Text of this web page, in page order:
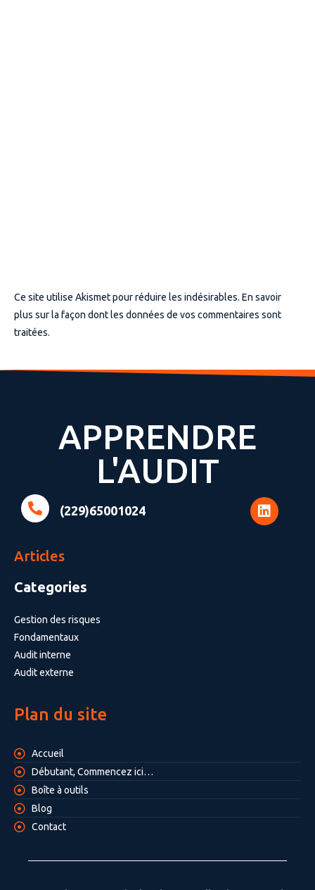
Ce site utilise Akismet pour réduire les indésirables. En savoir
plus sur la façon dont les données de vos commentaires sont
traitées.
APPRENDRE
L'AUDIT
(229)65001024
Articles
Categories
Gestion des risques
Fondamentaux
Audit interne
Audit externe
Plan du site
Accueil
Débutant, Commencez ici…
Boîte à outils
Blog
Contact